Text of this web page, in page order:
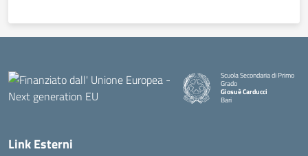
Scuola Secondaria di Primo
Grado
Giosuè Carducci
Bari
Link Esterni